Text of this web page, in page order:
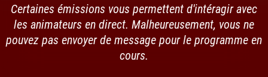
Certaines émissions vous permettent d'intéragir avec
les animateurs en direct. Malheureusement, vous ne
pouvez pas envoyer de message pour le programme en
cours.